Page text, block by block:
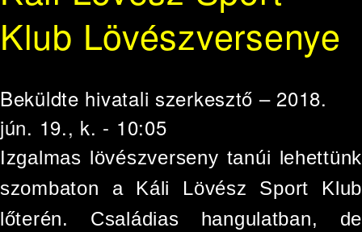
Klub Lövészversenye
Beküldte hivatali szerkesztő – 2018.
jún. 19., k. - 10:05
Izgalmas lövészverseny tanúi­ lehettünk
szombaton a Káli Lövész Sport Klub
lőterén. Családias hangulatban, de